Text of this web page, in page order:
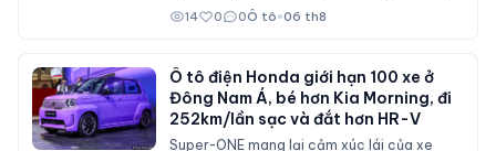
Nam (Hải Phòng), đóng vai trò đào tạo cho
14 0 0Ô tô•06 th8
Ô tô điện Honda giới hạn 100 xe ở
Đông Nam Á, bé hơn Kia Morning, đi
252km/lần sạc và đắt hơn HR-V
Super-ONE mang lại cảm xúc lái của xe